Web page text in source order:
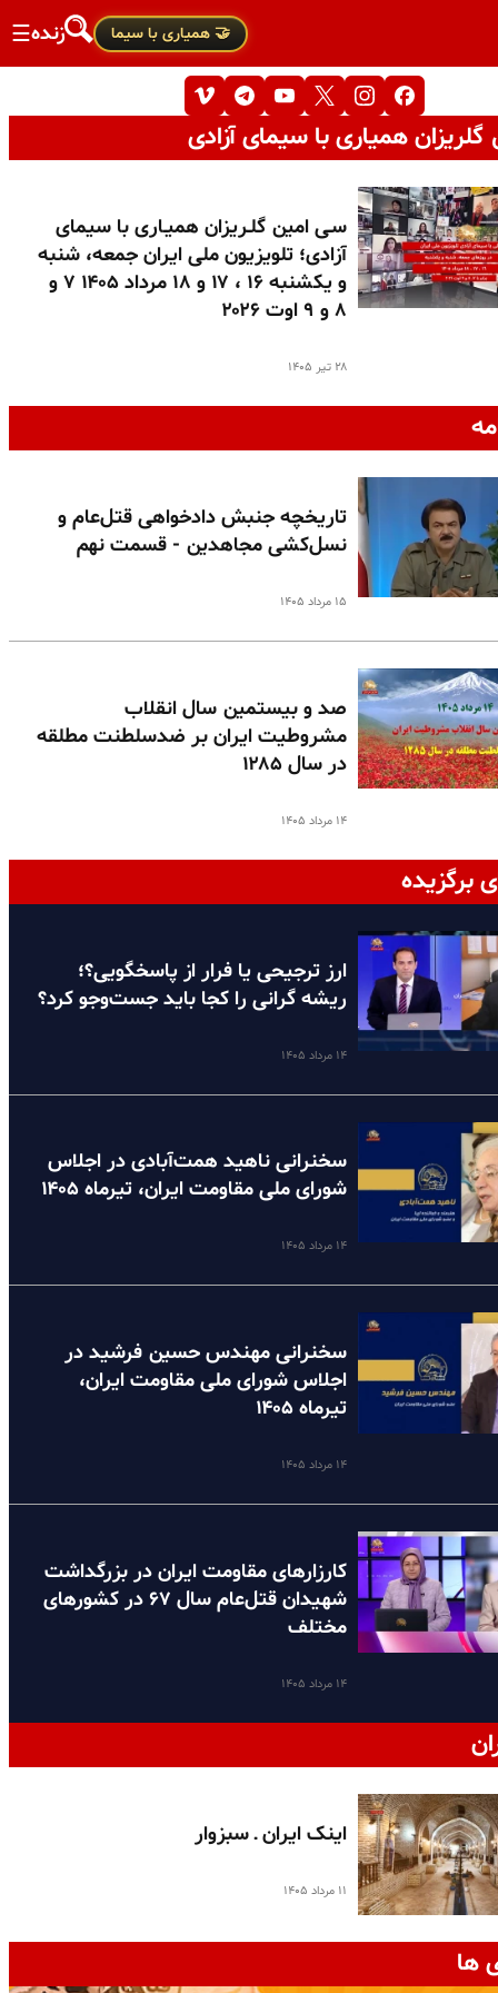
🤝 همیاری با سیما زنده☰
همیاری با سیمای آزادی
سـی امین گلـریزان همیـاری با سیمای
آزادی؛ تلویزیون ملی ایران جمعه، شنبه
و یکشنبه ۱۶ ، ۱۷ و ۱۸ مرداد ۱۴۰۵ ۷ و
۸ و ۹ اوت ۲۰۲۶
۲۸ تیر ۱۴۰۵
تاریخچه جنبش دادخواهی قتل‌عام و
نسل‌کشی مجاهدین - قسمت نهم
۱۵ مرداد ۱۴۰۵
صد و بیستمین سال انقلاب
مشروطیت ایران بر ضدسلطنت مطلقه
در سال ۱۲۸۵
۱۴ مرداد ۱۴۰۵
برگزیده
ارز ترجیحی یا فرار از پاسخگویی؟؛
ریشه گرانی را کجا باید جست‌وجو کرد؟
۱۴ مرداد ۱۴۰۵
سخنرانی ناهید همت‌آبادی در اجلاس
شورای ملی مقاومت ایران، تیرماه ۱۴۰۵
۱۴ مرداد ۱۴۰۵
سخنرانی مهندس حسین فرشید در
اجلاس شورای ملی مقاومت ایران،
تیرماه ۱۴۰۵
۱۴ مرداد ۱۴۰۵
کارزارهای مقاومت ایران در بزرگداشت
شهیدان قتل‌عام سال ۶۷ در کشورهای
مختلف
۱۴ مرداد ۱۴۰۵
اینک ایران ـ سبزوار
۱۱ مرداد ۱۴۰۵
ها